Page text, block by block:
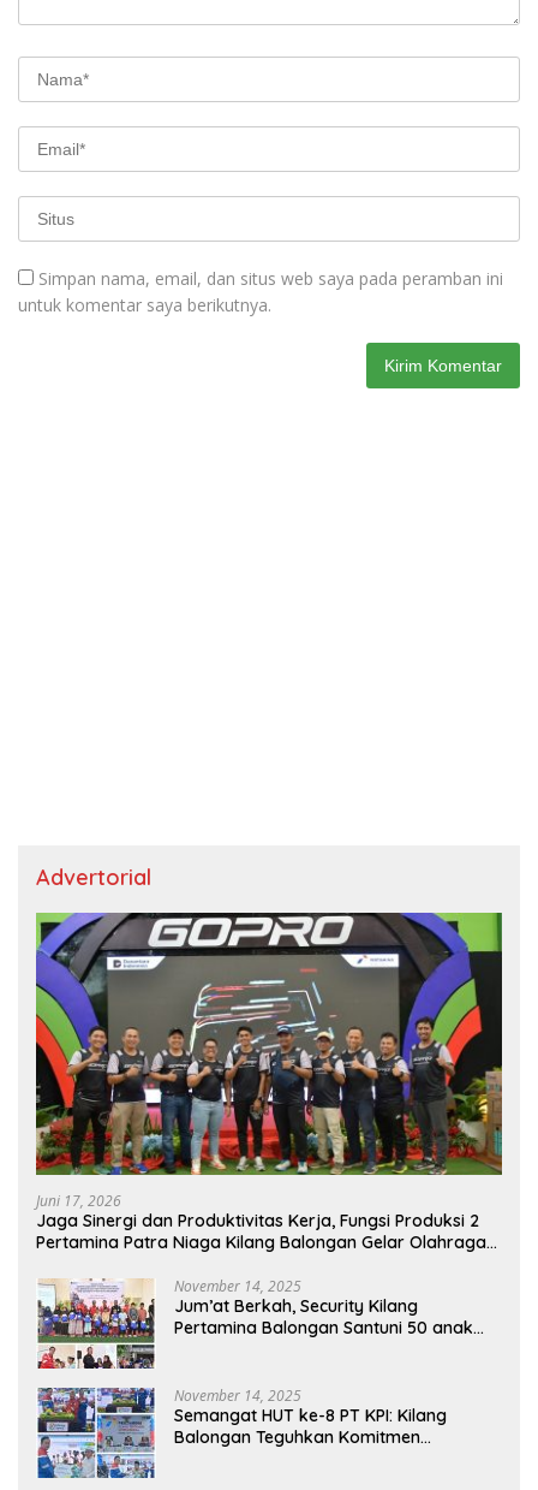
Simpan nama, email, dan situs web saya pada peramban ini
untuk komentar saya berikutnya.
Advertorial
Juni 17, 2026
Jaga Sinergi dan Produktivitas Kerja, Fungsi Produksi 2
Pertamina Patra Niaga Kilang Balongan Gelar Olahraga
November 14, 2025
Jum’at Berkah, Security Kilang
Pertamina Balongan Santuni 50 anak
November 14, 2025
Semangat HUT ke-8 PT KPI: Kilang
Balongan Teguhkan Komitmen